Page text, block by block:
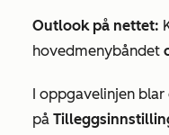
Outlook på nettet:
hovedmenybåndet
I oppgavelinjen
på